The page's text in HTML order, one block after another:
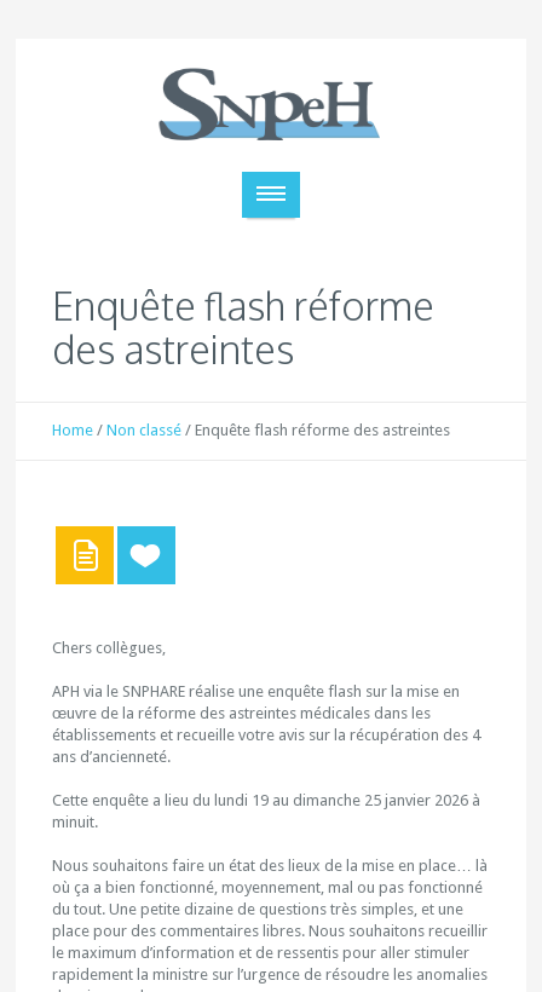
Enquête flash réforme
des astreintes
Home /Non classé /Enquête flash réforme des astreintes
Chers collègues,
APH via le SNPHARE réalise une enquête flash sur la mise en
œuvre de la réforme des astreintes médicales dans les
établissements et recueille votre avis sur la récupération des 4
ans d’ancienneté.
Cette enquête a lieu du lundi 19 au dimanche 25 janvier 2026 à
minuit.
Nous souhaitons faire un état des lieux de la mise en place… là
où ça a bien fonctionné, moyennement, mal ou pas fonctionné
du tout. Une petite dizaine de questions très simples, et une
place pour des commentaires libres. Nous souhaitons recueillir
le maximum d’information et de ressentis pour aller stimuler
rapidement la ministre sur l’urgence de résoudre les anomalies